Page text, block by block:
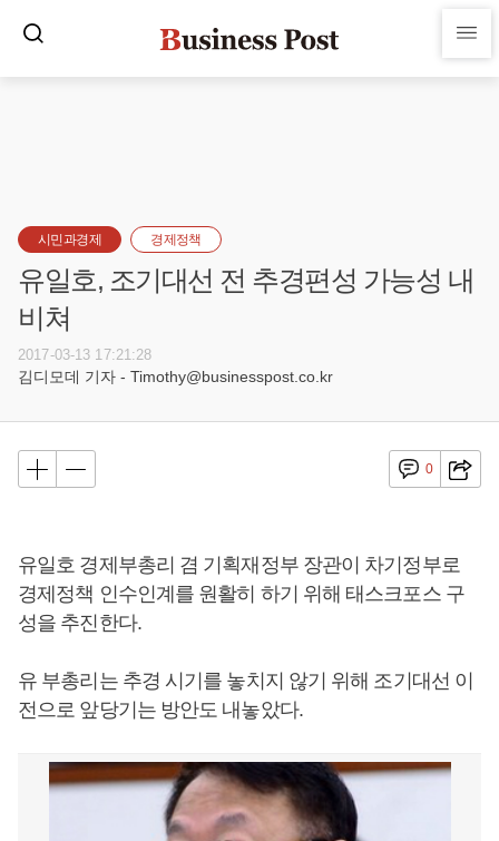
시민과경제 경제정책
유일호, 조기대선 전 추경편성 가능성 내
비쳐
2017-03-13 17:21:28
김디모데 기자 - Timothy@businesspost.co.kr
0
유일호 경제부총리 겸 기획재정부 장관이 차기정부로
경제정책 인수인계를 원활히 하기 위해 태스크포스 구
성을 추진한다.
유 부총리는 추경 시기를 놓치지 않기 위해 조기대선 이
전으로 앞당기는 방안도 내놓았다.